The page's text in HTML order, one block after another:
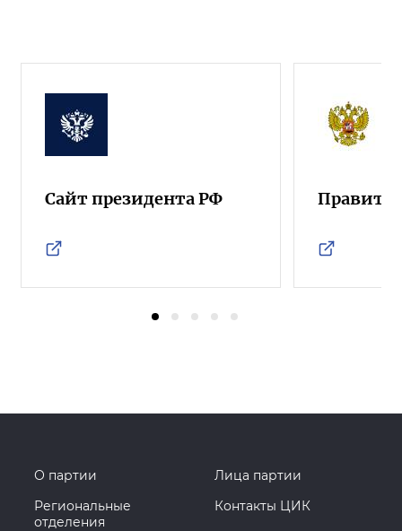
Сайт президента РФ
О партии
Лица партии
Региональные
отделения
Контакты ЦИК